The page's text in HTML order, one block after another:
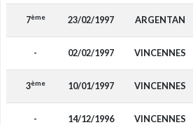
7ème 23/02/1997 ARGENTAN
- 02/02/1997 VINCENNES
3ème 10/01/1997 VINCENNES
- 14/12/1996 VINCENNES